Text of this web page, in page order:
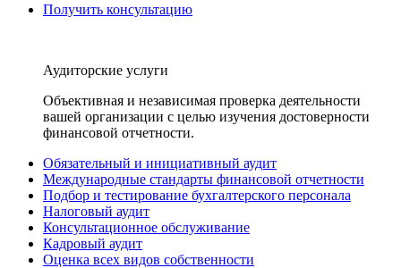
Получить консультацию
Аудиторские услуги
Объективная и независимая проверка деятельности
вашей организации с целью изучения достоверности
финансовой отчетности.
Обязательный и инициативный аудит
Международные стандарты финансовой отчетности
Подбор и тестирование бухгалтерского персонала
Налоговый аудит
Консультационное обслуживание
Кадровый аудит
Оценка всех видов собственности